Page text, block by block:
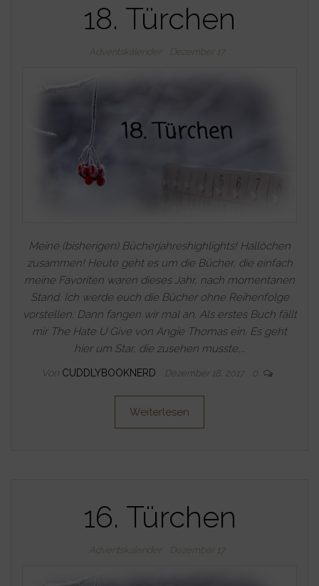
18. Türchen
Adventskalender Dezember 17
Meine (bisherigen) Bücherjahreshighlights! Hallöchen
zusammen! Heute geht es um die Bücher, die einfach
meine Favoriten waren dieses Jahr, nach momentanen
Stand. Ich werde euch die Bücher ohne Reihenfolge
vorstellen. Dann fangen wir mal an. Als erstes Buch fällt
mir The Hate U Give von Angie Thomas ein. Es geht
hier um Star, die zusehen musste,…
Von CUDDLYBOOKNERD Dezember 18, 2017 0
Weiterlesen
16. Türchen
Adventskalender Dezember 17